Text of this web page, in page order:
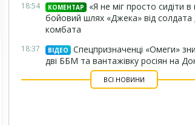
18:54 КОМЕНТАР
«Я не міг просто сидіти в
бойовий шлях «Джека» від солдата
комбата
18:37 ВІДЕО
Спецпризначенці «Омеги»
дві ББМ та вантажівку росіян на
ВСІ НОВИНИ